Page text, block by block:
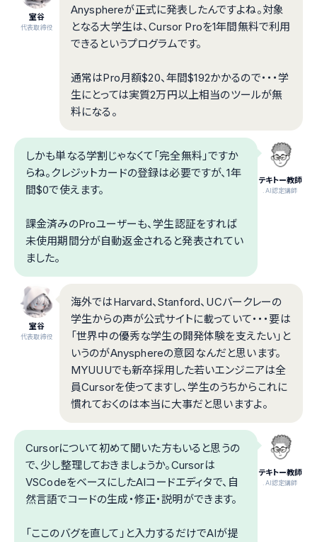
室谷
代表取締役
Anysphereが正式に発表したんですよね。対象
となる大学生は、Cursor Proを1年間無料で利用
できるというプログラムです。
通常はPro月額$20、年間$192かかるので・・・学
生にとっては実質2万円以上相当のツールが無
料になる。
テキトー教師
.AI認定講師
しかも単なる学割じゃなくて「完全無料」ですか
らね。クレジットカードの登録は必要ですが、1年
間$0で使えます。
課金済みのProユーザーも、学生認証をすれば
未使用期間分が自動返金されると発表されてい
ました。
室谷
代表取締役
海外ではHarvard、Stanford、UCバークレーの
学生からの声が公式サイトに載っていて・・・要は
「世界中の優秀な学生の開発体験を支えたい」と
いうのがAnysphereの意図なんだと思います。
MYUUUでも新卒採用した若いエンジニアは全
員Cursorを使ってますし、学生のうちからこれに
慣れておくのは本当に大事だと思いますよ。
テキトー教師
.AI認定講師
Cursorについて初めて聞いた方もいると思うの
で、少し整理しておきましょうか。Cursorは
VSCodeをベースにしたAIコードエディタで、自
然言語でコードの生成・修正・説明ができます。
「ここのバグを直して」と入力するだけでAIが提